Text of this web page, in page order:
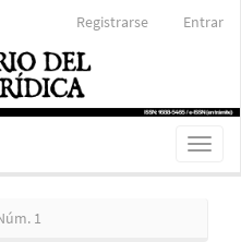
Registrarse Entrar
Toggle
1